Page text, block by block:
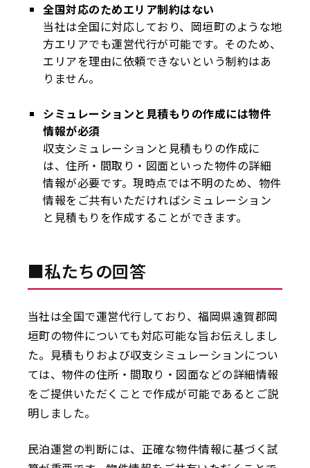
全国対応のためエリア制約はない
当社は全国に対応しており、岡垣町のような地
方エリアでも運営代行が可能です。そのため、
エリアを理由に依頼できないという制約はあ
りません。
シミュレーションと見積もりの作成には物件
情報が必須
収支シミュレーションと見積もりの作成に
は、住所・間取り・図面といった物件の詳細
情報が必要です。現時点では不明のため、物件
情報をご共有いただければシミュレーション
と見積もりを作成することができます。
■私たちの回答
当社は全国で運営代行しており、福岡県遠賀郡岡
垣町の物件についても対応可能な旨お伝えしまし
た。見積もりおよび収支シミュレーションについ
ては、物件の住所・間取り・図面などの詳細情報
をご提供いただくことで作成が可能であるとご説
明しました。
民泊運営の判断には、正確な物件情報に基づく試